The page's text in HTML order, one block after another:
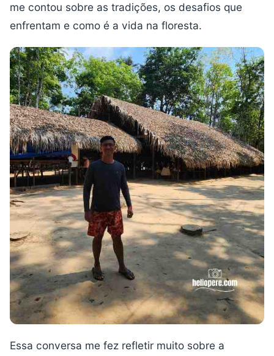
me contou sobre as tradições, os desafios que
enfrentam e como é a vida na floresta.
Essa conversa me fez refletir muito sobre a